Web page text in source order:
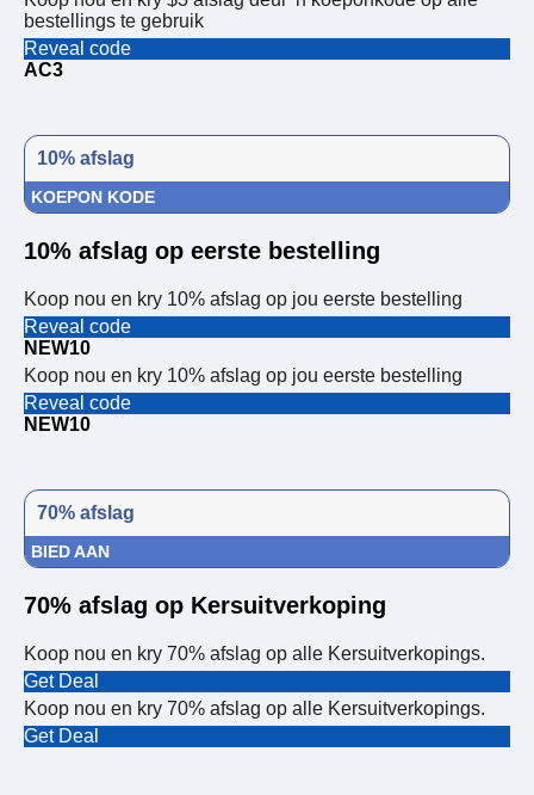
bestellings te gebruik
Reveal code
AC3
10% afslag
KOEPON KODE
10% afslag op eerste bestelling
Koop nou en kry 10% afslag op jou eerste bestelling
Reveal code
NEW10
Koop nou en kry 10% afslag op jou eerste bestelling
Reveal code
NEW10
70% afslag
BIED AAN
70% afslag op Kersuitverkoping
Koop nou en kry 70% afslag op alle Kersuitverkopings.
Get Deal
Koop nou en kry 70% afslag op alle Kersuitverkopings.
Get Deal